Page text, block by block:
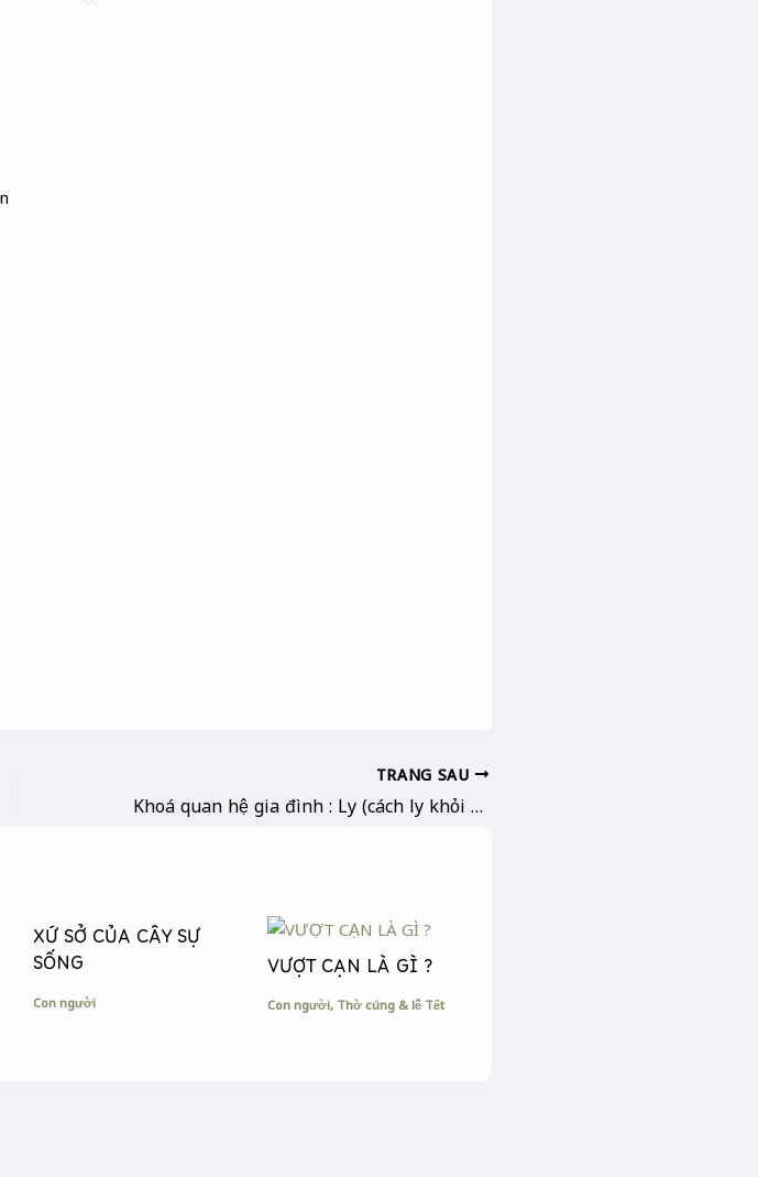
TRANG SAU
Khoá quan hệ gia đình : Ly (cách ly khỏi gia đình) & Khảm (là một gia đình)
XỨ SỞ CỦA CÂY SỰ
SỐNG
Con người
VƯỢT CẠN LÀ GÌ ?
Con người, Thờ cúng & lễ Tết